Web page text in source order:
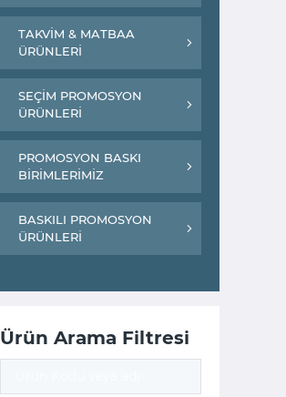
TAKVİM & MATBAA
ÜRÜNLERİ
SEÇİM PROMOSYON
ÜRÜNLERİ
PROMOSYON BASKI
BİRİMLERİMİZ
BASKILI PROMOSYON
ÜRÜNLERİ
Ürün Arama Filtresi